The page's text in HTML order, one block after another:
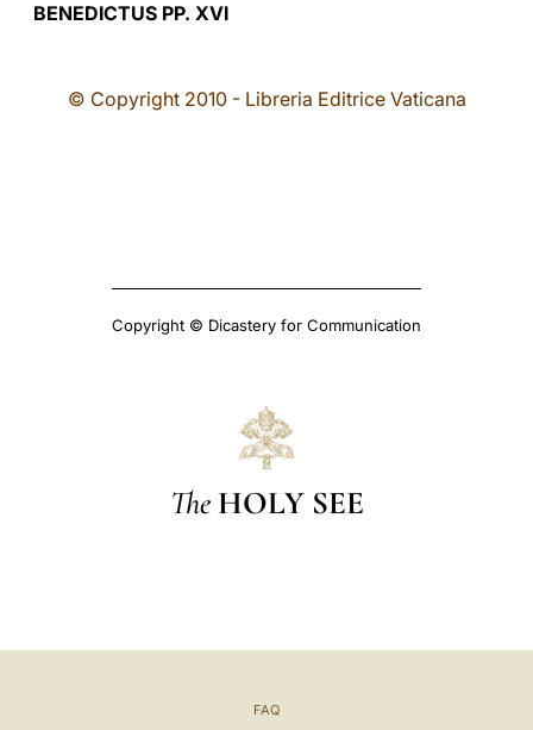
BENEDICTUS PP. XVI
© Copyright 2010 - Libreria Editrice Vaticana
Copyright © Dicastery for Communication
The HOLY SEE
FAQ